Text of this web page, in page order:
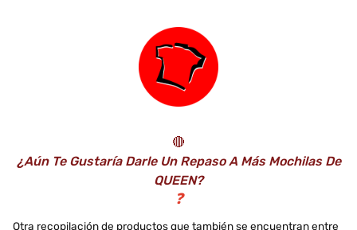
🔴
¿Aún Te Gustaría Darle Un Repaso A Más Mochilas De
QUEEN?
❓
Otra recopilación de productos que también se encuentran entre